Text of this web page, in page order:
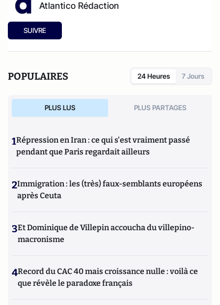
Atlantico Rédaction
SUIVRE
POPULAIRES 24 Heures 7 Jours
PLUS LUS PLUS PARTAGES
1Répression en Iran : ce qui s'est vraiment passé
pendant que Paris regardait ailleurs
2Immigration : les (très) faux-semblants européens
après Ceuta
3Et Dominique de Villepin accoucha du villepino-
macronisme
4Record du CAC 40 mais croissance nulle : voilà ce
que révèle le paradoxe français